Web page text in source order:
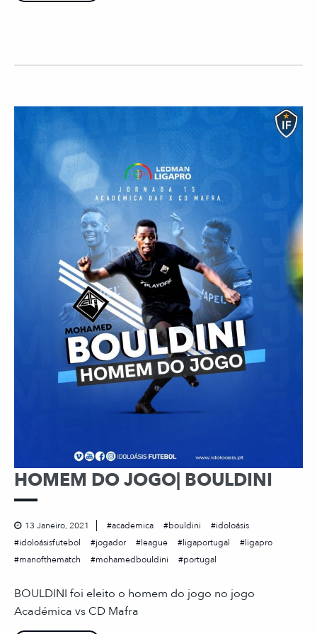
HOMEM DO JOGO| BOULDINI
13 Janeiro, 2021 academica bouldini
idoloásis
idoloásisfutebol
jogador league ligaportugal
ligapro
manofthematch
mohamedbouldini portugal
BOULDINI foi eleito o homem do jogo no jogo
Académica vs CD Mafra